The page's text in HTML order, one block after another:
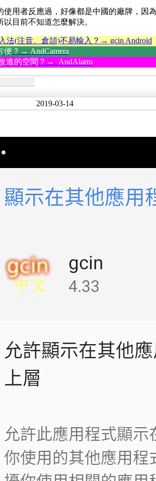
用者反應過，好像都是中國的廠牌，因
目前不知道怎麼解決。
法(注音、倉頡)不易輸入？→ gcin Android
便？→ AndCamera
進的空間？→ AndAlarm
2019-03-14